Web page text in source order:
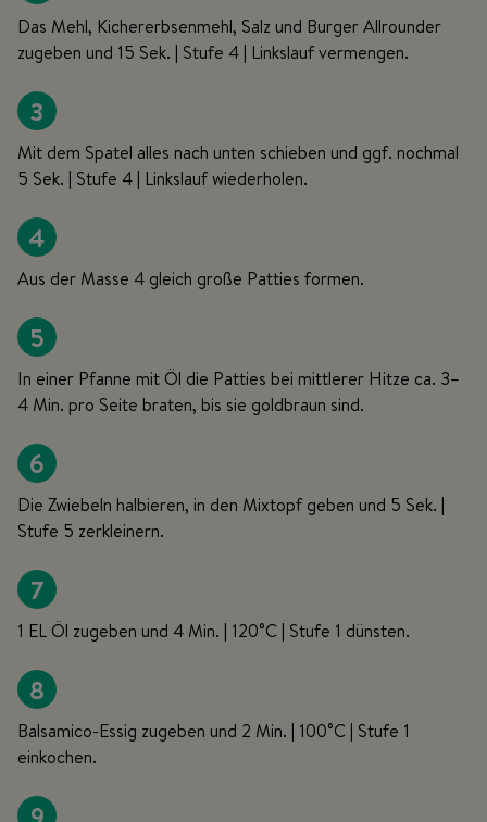
Das Mehl, Kichererbsenmehl, Salz und Burger Allrounder
zugeben und 15 Sek. | Stufe 4 | Linkslauf vermengen.
3
Mit dem Spatel alles nach unten schieben und ggf. nochmal
5 Sek. | Stufe 4 | Linkslauf wiederholen.
4
Aus der Masse 4 gleich große Patties formen.
5
In einer Pfanne mit Öl die Patties bei mittlerer Hitze ca. 3–
4 Min. pro Seite braten, bis sie goldbraun sind.
6
Die Zwiebeln halbieren, in den Mixtopf geben und 5 Sek. |
Stufe 5 zerkleinern.
7
1 EL Öl zugeben und 4 Min. | 120°C | Stufe 1 dünsten.
8
Balsamico-Essig zugeben und 2 Min. | 100°C | Stufe 1
einkochen.